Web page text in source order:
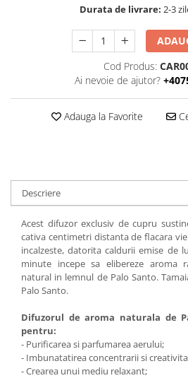
Durata de livrare: 2-3
Cod Produs:
Ai nevoie de ajutor?
Adauga la Favorite
Descriere
Acest difuzor exclusiv de cupru
cativa centimetri distanta de flacara
incalzeste, datorita caldurii emise de
minute incepe sa elibereze aroma
natural in lemnul de Palo Santo.
Palo Santo.
Difuzorul de aroma naturala de
pentru:
- Purificarea si parfumarea aerului;
- Imbunatatirea concentrarii si
- Crearea unui mediu relaxant;